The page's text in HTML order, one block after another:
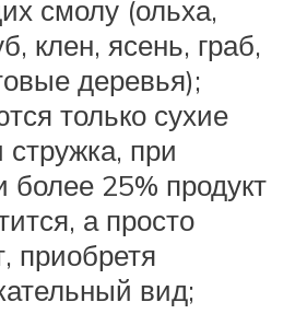
смолу (ольха,
клен, ясень, граб,
деревья);
только сухие
при
более 25% продукт
а просто
приобретя
вид;